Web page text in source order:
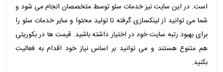
است. در این سایت نیز خدمات سئو توسط متخصصان انجام می شود و
شما می توانید از لینکسازی گرفته تا تولید محتوا و سایر خدمات سئو را
برای بهبود رتبه سایت خود در اختیار داشته باشید. قیمت ها در بکوریتی
هم متنوع هستند و می توانید بر اساس نیاز خود اقدام به فعالیت
بکنید.